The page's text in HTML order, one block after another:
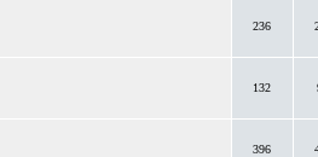
236
132
396